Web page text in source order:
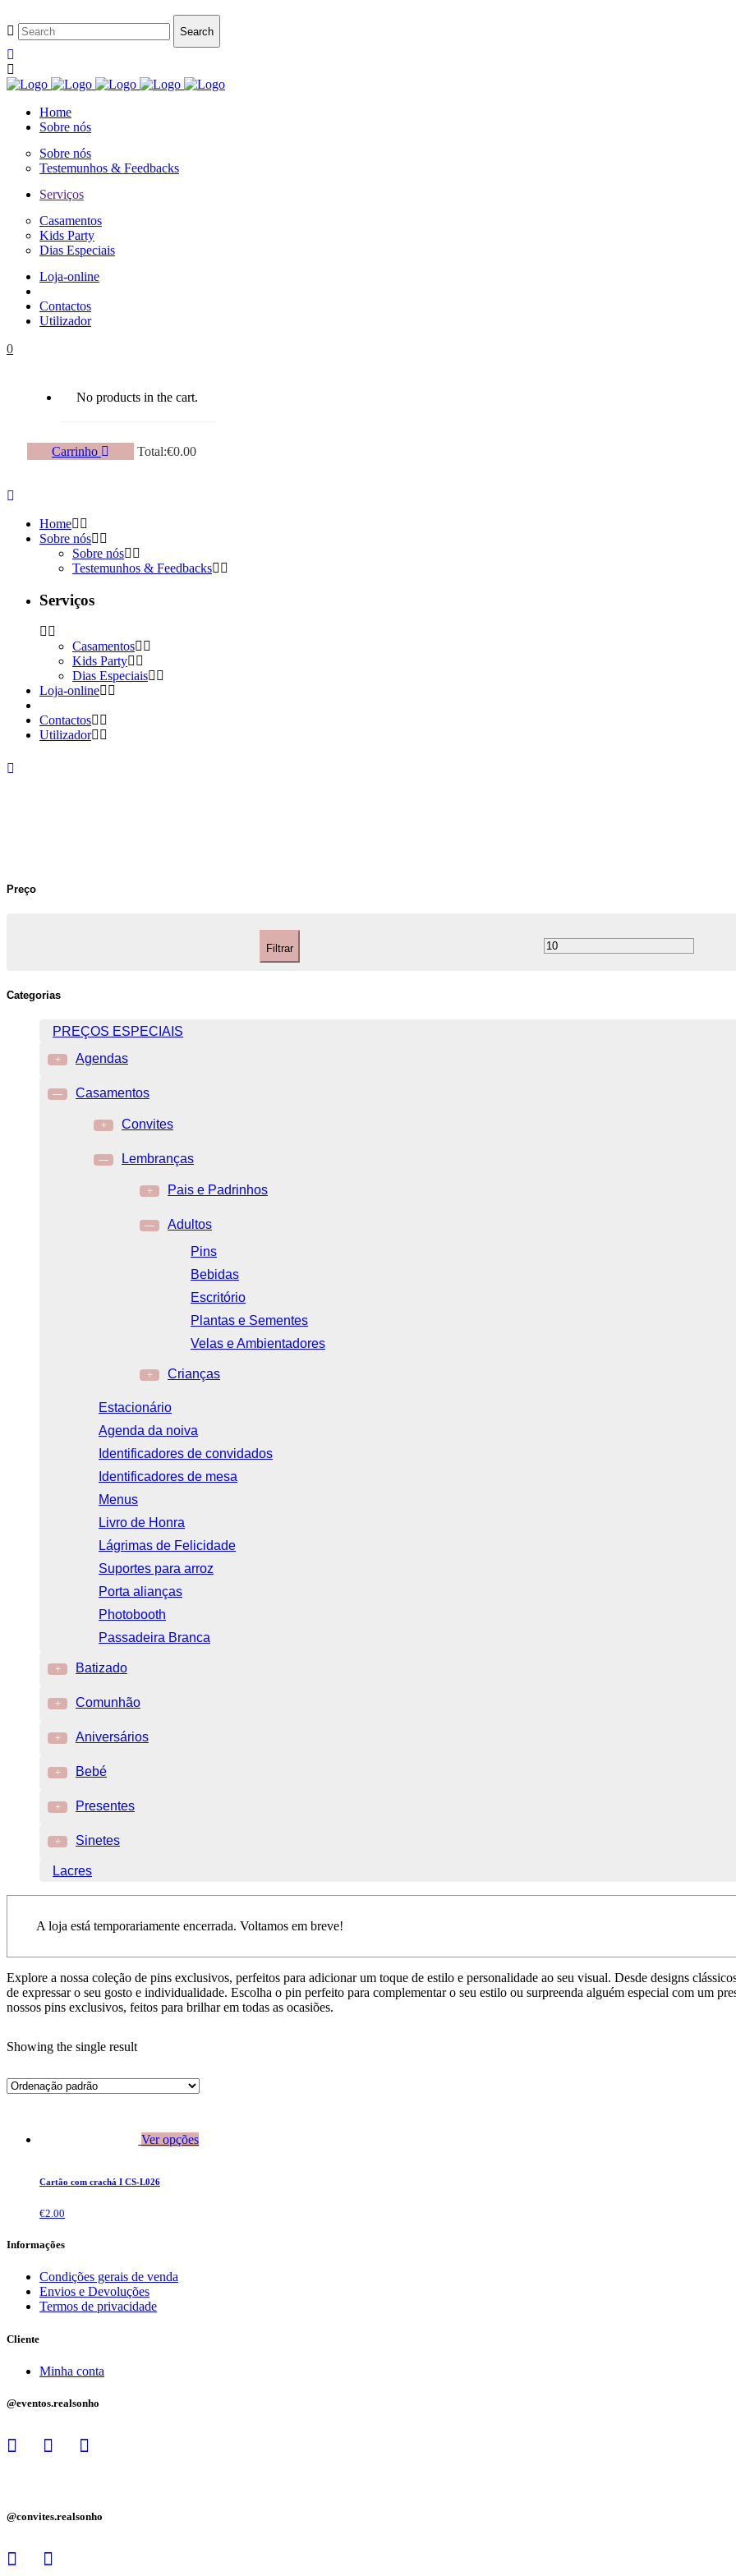
Home
Sobre nós
Sobre nós
Testemunhos & Feedbacks
Serviços
Casamentos
Kids Party
Dias Especiais
Loja-online
Contactos
Utilizador
0
No products in the cart.
Carrinho Total:€0.00
Home
Sobre nós
Sobre nós
Testemunhos & Feedbacks
Serviços
Casamentos
Kids Party
Dias Especiais
Loja-online
Contactos
Utilizador
Preço
Filtrar
Categorias
PREÇOS ESPECIAIS
+ Agendas
— Casamentos
+ Convites
— Lembranças
+ Pais e Padrinhos
—
Adultos
Pins
Bebidas
Escritório
Plantas e Sementes
Velas e Ambientadores
+ Crianças
Estacionário
Agenda da noiva
Identificadores de convidados
Identificadores de mesa
Menus
Livro de Honra
Lágrimas de Felicidade
Suportes para arroz
Porta alianças
Photobooth
Passadeira Branca
+ Batizado
+ Comunhão
+ Aniversários
+ Bebé
+ Presentes
+ Sinetes
Lacres
A loja está temporariamente encerrada. Voltamos em breve!
Explore a nossa coleção de pins exclusivos, perfeitos para adicionar um toque de estilo e personalidade ao seu visual. Desde designs
de expressar o seu gosto e individualidade. Escolha o pin perfeito para complementar o seu estilo ou surpreenda alguém especial com um
nossos pins exclusivos, feitos para brilhar em todas as ocasiões.
Showing the single result
Ver opções
Cartão com crachá I CS-L026
€2.00
Informações
Condições gerais de venda
Envios e Devoluções
Termos de privacidade
Cliente
Minha conta
@eventos.realsonho
@convites.realsonho